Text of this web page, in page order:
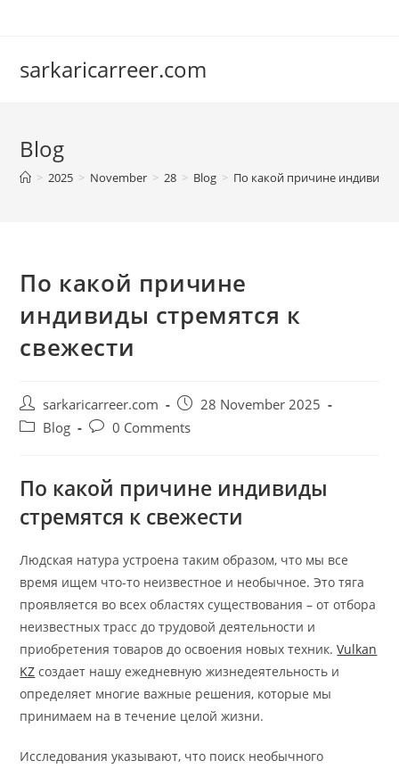
sarkaricarreer.com
Blog
> 2025 > November > 28 > Blog > По какой причине индивиды
По какой причине
индивиды стремятся к
свежести
Post
author:
sarkaricarreer.com
Post
published:
28 November 2025
PostBlog
Post0 Comments
По какой причине индивиды
стремятся к свежести
Людская натура устроена таким образом, что мы все
время ищем что-то неизвестное и необычное. Это тяга
проявляется во всех областях существования – от отбора
неизвестных трасс до трудовой деятельности и
приобретения товаров до освоения новых техник.Vulkan
KZ создает нашу ежедневную жизнедеятельность и
определяет многие важные решения, которые мы
принимаем на в течение целой жизни.
Исследования указывают, что поиск необычного